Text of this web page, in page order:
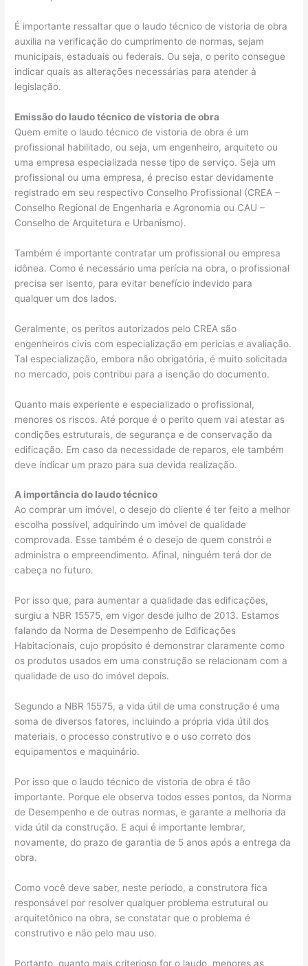
É importante ressaltar que o laudo técnico de vistoria de obra
auxilia na verificação do cumprimento de normas, sejam
municipais, estaduais ou federais. Ou seja, o perito consegue
indicar quais as alterações necessárias para atender à
legislação.
Emissão do laudo técnico de vistoria de obra
Quem emite o laudo técnico de vistoria de obra é um
profissional habilitado, ou seja, um engenheiro, arquiteto ou
uma empresa especializada nesse tipo de serviço. Seja um
profissional ou uma empresa, é preciso estar devidamente
registrado em seu respectivo Conselho Profissional (CREA –
Conselho Regional de Engenharia e Agronomia ou CAU –
Conselho de Arquitetura e Urbanismo).
Também é importante contratar um profissional ou empresa
idônea. Como é necessário uma perícia na obra, o profissional
precisa ser isento, para evitar benefício indevido para
qualquer um dos lados.
Geralmente, os peritos autorizados pelo CREA são
engenheiros civis com especialização em perícias e avaliação.
Tal especialização, embora não obrigatória, é muito solicitada
no mercado, pois contribui para a isenção do documento.
Quanto mais experiente e especializado o profissional,
menores os riscos. Até porque é o perito quem vai atestar as
condições estruturais, de segurança e de conservação da
edificação. Em caso da necessidade de reparos, ele também
deve indicar um prazo para sua devida realização.
A importância do laudo técnico
Ao comprar um imóvel, o desejo do cliente é ter feito a melhor
escolha possível, adquirindo um imóvel de qualidade
comprovada. Esse também é o desejo de quem constrói e
administra o empreendimento. Afinal, ninguém terá dor de
cabeça no futuro.
Por isso que, para aumentar a qualidade das edificações,
surgiu a NBR 15575, em vigor desde julho de 2013. Estamos
falando da Norma de Desempenho de Edificações
Habitacionais, cujo propósito é demonstrar claramente como
os produtos usados em uma construção se relacionam com a
qualidade de uso do imóvel depois.
Segundo a NBR 15575, a vida útil de uma construção é uma
soma de diversos fatores, incluindo a própria vida útil dos
materiais, o processo construtivo e o uso correto dos
equipamentos e maquinário.
Por isso que o laudo técnico de vistoria de obra é tão
importante. Porque ele observa todos esses pontos, da Norma
de Desempenho e de outras normas, e garante a melhoria da
vida útil da construção. E aqui é importante lembrar,
novamente, do prazo de garantia de 5 anos após a entrega da
obra.
Como você deve saber, neste período, a construtora fica
responsável por resolver qualquer problema estrutural ou
arquitetônico na obra, se constatar que o problema é
construtivo e não pelo mau uso.
Portanto, quanto mais criterioso for o laudo, menores as